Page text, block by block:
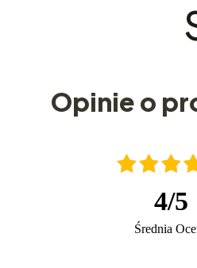
Opinie o
4/5
Średnia